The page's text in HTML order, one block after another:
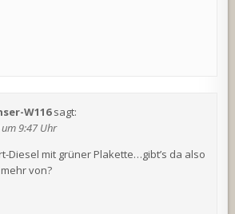
W116sagt:
9:47 Uhr
Diesel mit grüner Plakette…gibt’s da also
von?